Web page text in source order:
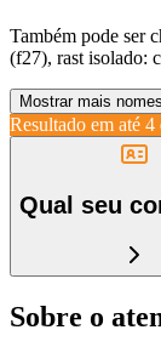
Também pode ser
(f27), rast isolado:
Mostrar mais nomes
Resultado em até 4
Qual seu
Sobre o